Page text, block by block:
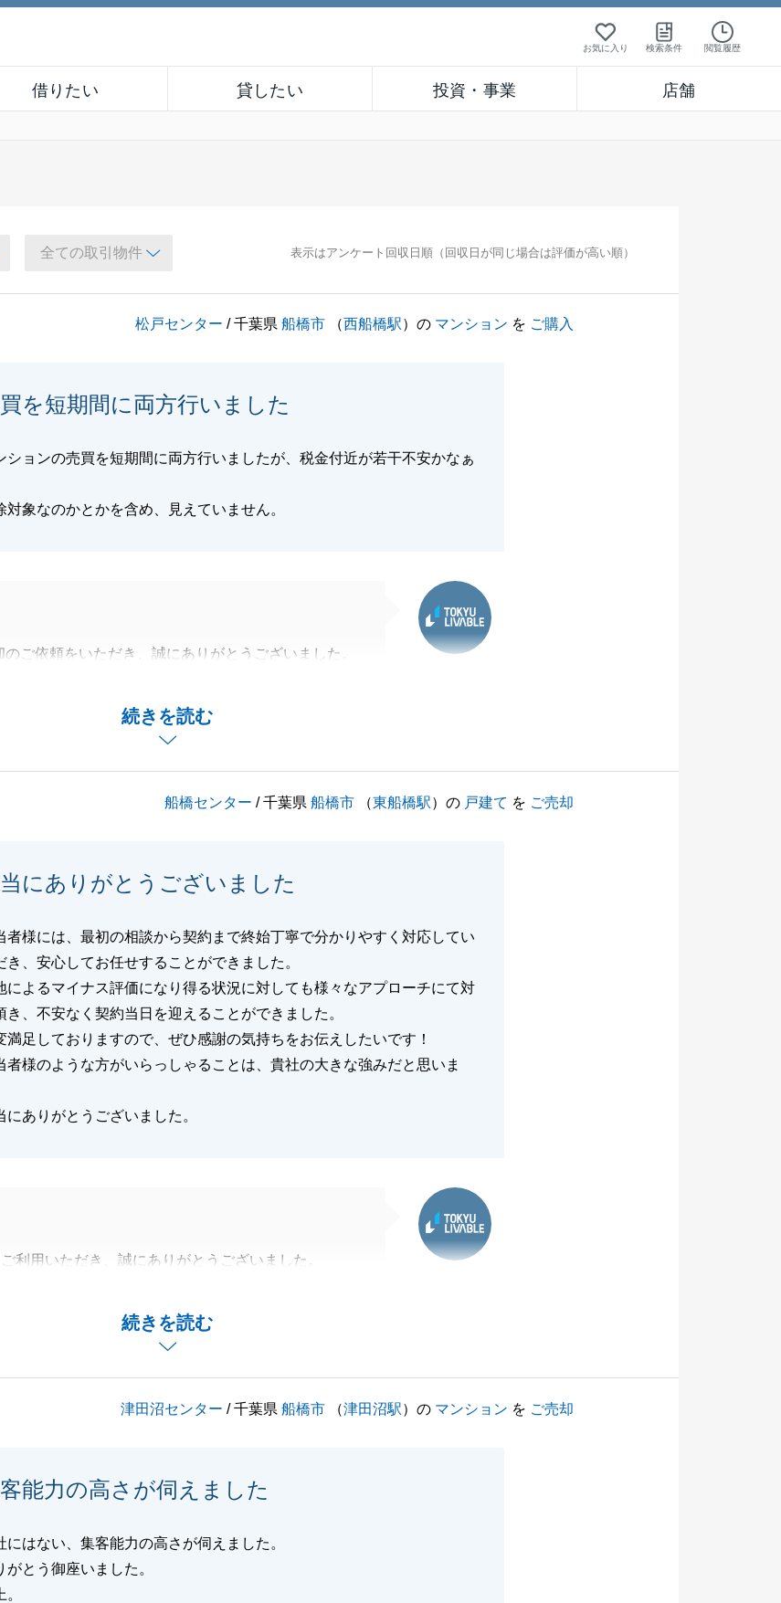
お気に入り 検索条件 閲覧履歴
借りたい 貸したい 投資・事業 店舗
表示はアンケート回収日順（回収日が同じ場合は評価が高い順）
松戸センター / 千葉県船橋市 （西船橋駅）の マンション を ご購入
を短期間に両方行いました
ションの売買を短期間に両方行いましたが、税金付近が若干不安かなぁ
対象なのかとかを含め、見えていません。
続きを読む
のご依頼をいただき、誠にありがとうございました。
船橋センター / 千葉県船橋市 （東船橋駅）の 戸建て を ご売却
にありがとうございました
者様には、最初の相談から契約まで終始丁寧で分かりやすく対応してい
き、安心してお任せすることができました。
によるマイナス評価になり得る状況に対しても様々なアプローチにて対
き、不安なく契約当日を迎えることができました。
満足しておりますので、ぜひ感謝の気持ちをお伝えしたいです！
者様のような方がいらっしゃることは、貴社の大きな強みだと思いま
にありがとうございました。
続きを読む
利用いただき、誠にありがとうございました。
いましたが、最終的にE様にご満足いただける対応が
閉じる
津田沼センター / 千葉県船橋市 （津田沼駅）の マンション を ご売却
能力の高さが伺えました
にはない、集客能力の高さが伺えました。
がとう御座いました。
。